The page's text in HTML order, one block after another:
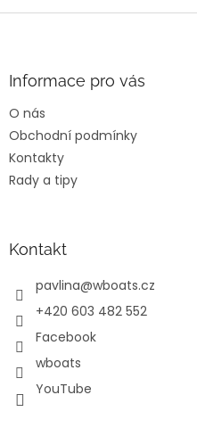
Informace pro vás
O nás
Obchodní podmínky
Kontakty
Rady a tipy
Kontakt
pavlina@wboats.cz
+420 603 482 552
Facebook
wboats
YouTube